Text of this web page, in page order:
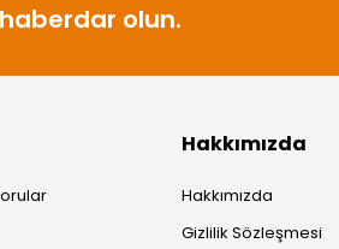
olun.
Hakkımızda
Hakkımızda
Gizlilik Sözleşmesi